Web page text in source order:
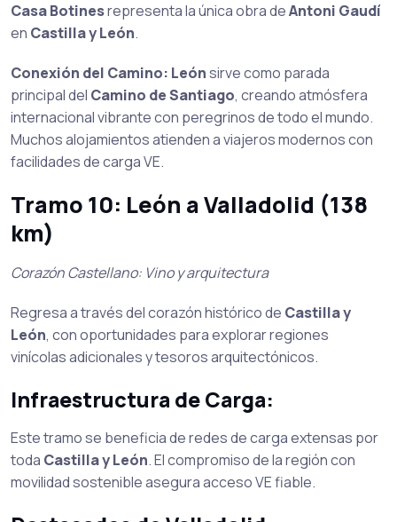
Casa Botinesrepresenta la única obra deAntoni Gaudí
en Castilla y León.
Conexión del Camino: Leónsirve como parada
principal del Camino de Santiago, creando atmósfera
internacional vibrante con peregrinos de todo el mundo.
Muchos alojamientos atienden a viajeros modernos con
facilidades de carga VE.
Tramo 10: León a Valladolid (138
km)
Corazón Castellano: Vino y arquitectura
Regresa a través del corazón histórico de Castilla y
León, con oportunidades para explorar regiones
vinícolas adicionales y tesoros arquitectónicos.
Infraestructura de Carga:
Este tramo se beneficia de redes de carga extensas por
toda Castilla y León. El compromiso de la región con
movilidad sostenible asegura acceso VE fiable.